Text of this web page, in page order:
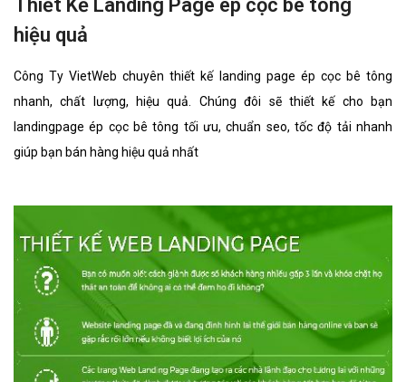
Thiết Kế Landing Page ép cọc bê tông
hiệu quả
Công Ty VietWeb chuyên thiết kế landing page ép cọc bê tông
nhanh, chất lượng, hiệu quả. Chúng đôi sẽ thiết kế cho bạn
landingpage ép cọc bê tông tối ưu, chuẩn seo, tốc độ tải nhanh
giúp bạn bán hàng hiệu quả nhất